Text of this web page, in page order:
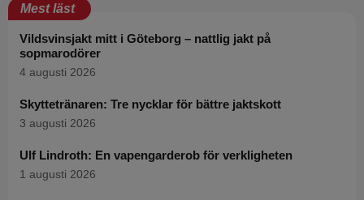
Mest läst
Vildsvinsjakt mitt i Göteborg – nattlig jakt på
sopmarodörer
4 augusti 2026
Skyttetränaren: Tre nycklar för bättre jaktskott
3 augusti 2026
Ulf Lindroth: En vapengarderob för verkligheten
1 augusti 2026